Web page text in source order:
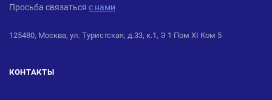
Просьба связаться с нами
125480, Москва, ул. Туристская, д.33, к.1, Э 1 Пом XI Ком 5
КОНТАКТЫ